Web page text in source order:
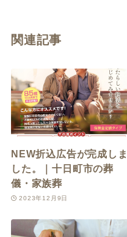
関連記事
NEW折込広告が完成しま
した。｜十日町市の葬
儀・家族葬
2023年12月9日